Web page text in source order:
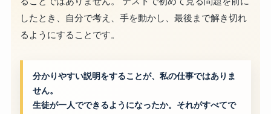
したとき、自分で考え、手を動かし、最後まで解き切れ
るようにすることです。
分かりやすい説明をすることが、私の仕事ではありま
せん。
生徒が一人でできるようになったか。それがすべてで